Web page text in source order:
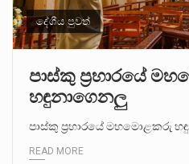
දේශීය පුවත්
පාස්කු ප්‍රහාරයේ
හඳුනාගෙනලු
පාස්කු ප්‍රහාරයේ මහමොළකරු
READ MORE